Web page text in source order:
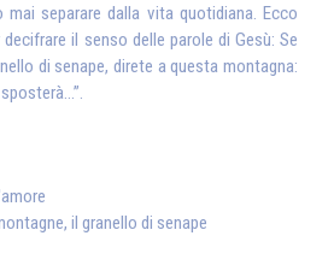
separare dalla vita quotidiana. Ecco
il senso delle parole di Gesù: Se
di senape, direte a questa montagna:
il granello di senape